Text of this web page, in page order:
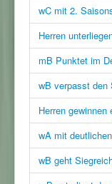
wC mit 2.
Herren
mB Punktet im
wB verpasst den
Herren gewinnen
wA mit
wB geht